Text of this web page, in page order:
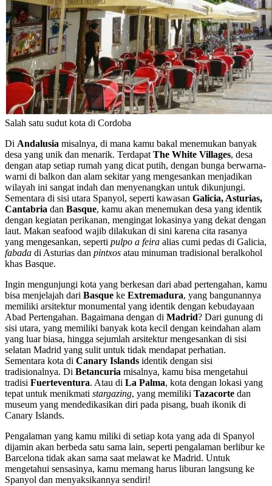
Salah satu sudut kota di Cordoba
Di Andalusia misalnya, di mana kamu bakal menemukan banyak
desa yang unik dan menarik. Terdapat The White Villages, desa
dengan atap setiap rumah yang dicat putih, dengan bunga berwarna-
warni di balkon dan alam sekitar yang mengesankan menjadikan
wilayah ini sangat indah dan menyenangkan untuk dikunjungi.
Sementara di sisi utara Spanyol, seperti kawasan Galicia, Asturias,
Cantabria dan Basque, kamu akan menemukan desa yang identik
dengan kegiatan perikanan, mengingat lokasinya yang dekat dengan
laut. Makan seafood wajib dilakukan di sini karena cita rasanya
yang mengesankan, seperti pulpo a feira alias cumi pedas di Galicia,
fabada di Asturias dan pintxos atau minuman tradisional beralkohol
khas Basque.
Ingin mengunjungi kota yang berkesan dari abad pertengahan, kamu
bisa menjelajah dari Basque ke Extremadura, yang bangunannya
memiliki arsitektur monumental yang identik dengan kebudayaan
Abad Pertengahan. Bagaimana dengan di Madrid? Dari gunung di
sisi utara, yang memiliki banyak kota kecil dengan keindahan alam
yang luar biasa, hingga sejumlah arsitektur mengesankan di sisi
selatan Madrid yang sulit untuk tidak mendapat perhatian.
Sementara kota di Canary Islands identik dengan sisi
tradisionalnya. Di Betancuria misalnya, kamu bisa mengetahui
tradisi Fuerteventura. Atau di La Palma, kota dengan lokasi yang
tepat untuk menikmati stargazing, yang memiliki Tazacorte dan
museum yang mendedikasikan diri pada pisang, buah ikonik di
Canary Islands.
Pengalaman yang kamu miliki di setiap kota yang ada di Spanyol
dijamin akan berbeda satu sama lain, seperti pengalaman berlibur ke
Barcelona tidak akan sama saat melawat ke Madrid. Untuk
mengetahui sensasinya, kamu memang harus liburan langsung ke
Spanyol dan menyaksikannya sendiri!